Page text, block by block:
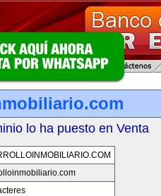
lo ha puesto en Venta